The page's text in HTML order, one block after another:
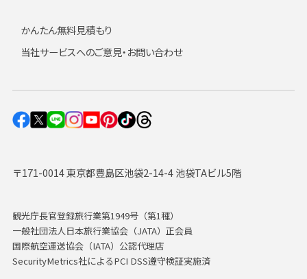
〒171-0014 東京都豊島区池袋2-14-4 池袋TAビル5階
観光庁長官登録旅行業第1949号（第1種）
一般社団法人日本旅行業協会（JATA）正会員
国際航空運送協会（IATA）公認代理店
SecurityMetrics社によるPCI DSS遵守検証実施済
かんたん無料見積もり
当社サービスへのご意見・お問い合わせ